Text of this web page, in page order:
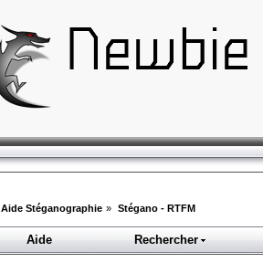
Aide Stéganographie » Stégano - RTFM
Aide Rechercher